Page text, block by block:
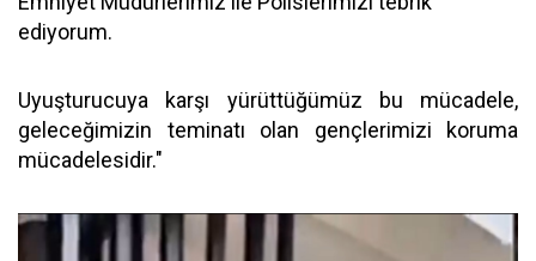
ediyorum.
Uyuşturucuya karşı yürüttüğümüz bu mücadele,
geleceğimizin teminatı olan gençlerimizi koruma
mücadelesidir."